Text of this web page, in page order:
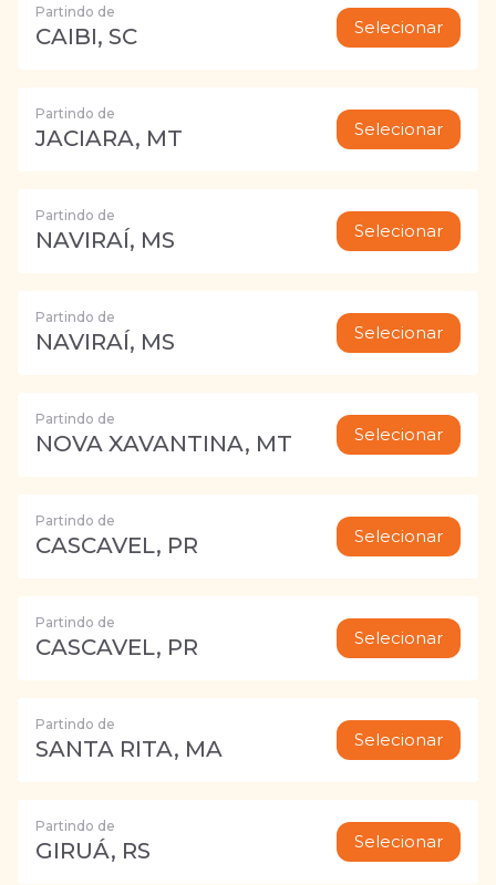
Partindo de
CAIBI, SC Selecionar
Partindo de
JACIARA, MT Selecionar
Partindo de
NAVIRAÍ, MS Selecionar
Partindo de
NAVIRAÍ, MS Selecionar
Partindo de
NOVA XAVANTINA, MT Selecionar
Partindo de
CASCAVEL, PR Selecionar
Partindo de
CASCAVEL, PR Selecionar
Partindo de
SANTA RITA, MA Selecionar
Partindo de
GIRUÁ, RS Selecionar